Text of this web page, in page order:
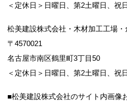
＜定休日＞日曜日、第2土曜日、祝
松美建設株式会社・木材加工工場・
〒4570021
名古屋市南区鶴里町3丁目50
＜定休日＞日曜日、第2土曜日、祝
■松美建設株式会社のサイト内画像